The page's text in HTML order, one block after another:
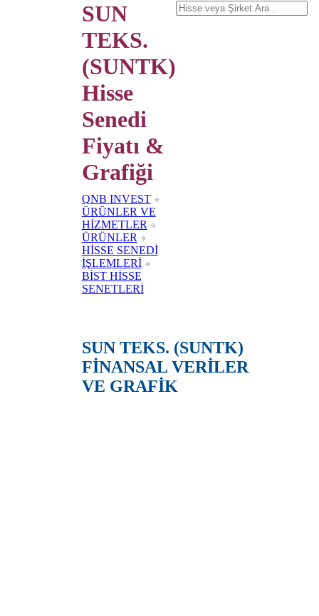
SUN
TEKS.
(SUNTK)
Hisse
Senedi
Fiyatı &
Grafiği
QNB INVEST
ÜRÜNLER VE
HİZMETLER
ÜRÜNLER
HİSSE SENEDİ
İŞLEMLERİ
BİST HİSSE
SENETLERİ
SUN TEKS. (SUNTK)
FİNANSAL VERİLER
VE GRAFİK